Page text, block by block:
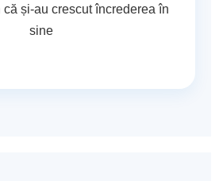
că și-au crescut încrederea în
sine